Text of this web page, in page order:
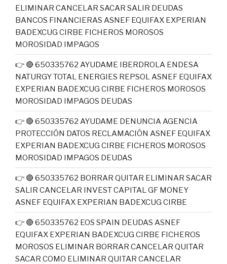
ELIMINAR CANCELAR SACAR SALIR DEUDAS
BANCOS FINANCIERAS ASNEF EQUIFAX EXPERIAN
BADEXCUG CIRBE FICHEROS MOROSOS
MOROSIDAD IMPAGOS
👉 🔴 650335762 AYUDAME IBERDROLA ENDESA
NATURGY TOTAL ENERGIES REPSOL ASNEF EQUIFAX
EXPERIAN BADEXCUG CIRBE FICHEROS MOROSOS
MOROSIDAD IMPAGOS DEUDAS
👉 🔴 650335762 AYUDAME DENUNCIA AGENCIA
PROTECCIÓN DATOS RECLAMACIÓN ASNEF EQUIFAX
EXPERIAN BADEXCUG CIRBE FICHEROS MOROSOS
MOROSIDAD IMPAGOS DEUDAS
👉 🔴 650335762 BORRAR QUITAR ELIMINAR SACAR
SALIR CANCELAR INVEST CAPITAL GF MONEY
ASNEF EQUIFAX EXPERIAN BADEXCUG CIRBE
👉 🔴 650335762 EOS SPAIN DEUDAS ASNEF
EQUIFAX EXPERIAN BADEXCUG CIRBE FICHEROS
MOROSOS ELIMINAR BORRAR CANCELAR QUITAR
SACAR COMO ELIMINAR QUITAR CANCELAR